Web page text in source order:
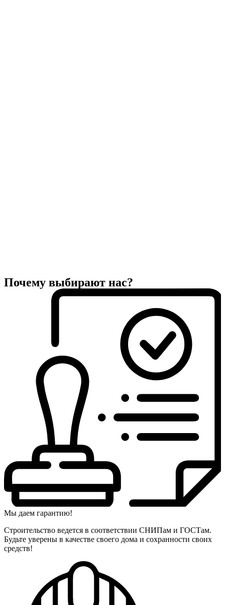
Почему выбирают нас?
Мы даем гарантию!
Строительство ведется в соответствии СНИПам и ГОСТам.
Будьте уверены в качестве своего дома и сохранности своих
средств!